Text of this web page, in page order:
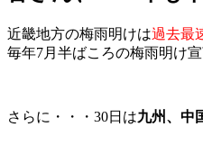
近畿地方の梅雨明けは過去最
毎年7月半ばころの梅雨明け
さらに・・・30日は九州、中